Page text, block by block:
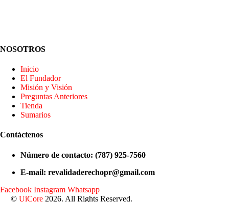
NOSOTROS
Inicio
El Fundador
Misión y Visión
Preguntas Anteriores
Tienda
Sumarios
Contáctenos
Número de contacto: (787) 925-7560
E-mail: revalidaderechopr@gmail.com
Facebook Instagram Whatsapp
©UiCore 2026. All Rights Reserved.